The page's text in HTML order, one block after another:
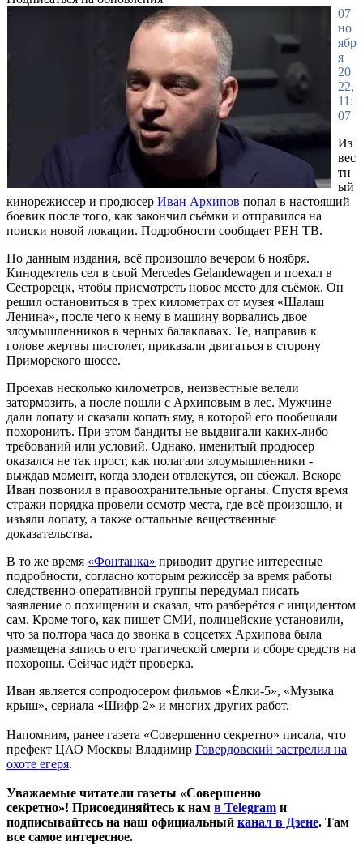
07
но
ябр
я
20
22,
11:
07
Из
вес
тн
ый
кинорежиссер и продюсер Иван Архипов попал в настоящий
боевик после того, как закончил сьёмки и отправился на
поиски новой локации. Подробности сообщает РЕН ТВ.
По данным издания, всё произошло вечером 6 ноября.
Кинодеятель сел в свой Mercedes Gelandewagen и поехал в
Сестрорецк, чтобы присмотреть новое место для съёмок. Он
решил остановиться в трех километрах от музея «Шалаш
Ленина», после чего к нему в машину ворвались двое
злоумышленников в черных балаклавах. Те, направив к
голове жертвы пистолет, приказали двигаться в сторону
Приморского шоссе.
Проехав несколько километров, неизвестные велели
затормозить, а после пошли с Архиповым в лес. Мужчине
дали лопату и сказали копать яму, в которой его пообещали
похоронить. При этом бандиты не выдвигали каких-либо
требований или условий. Однако, именитый продюсер
оказался не так прост, как полагали злоумышленники -
выждав момент, когда злодеи отвлекутся, он сбежал. Вскоре
Иван позвонил в правоохранительные органы. Спустя время
стражи порядка провели осмотр места, где всё произошло, и
изъяли лопату, а также остальные вещественные
доказательства.
В то же время «Фонтанка» приводит другие интересные
подробности, согласно которым режиссёр за время работы
следственно-оперативной группы передумал писать
заявление о похищении и сказал, что разберётся с инцидентом
сам. Кроме того, как пишет СМИ, полицейские установили,
что за полтора часа до звонка в соцсетях Архипова была
размещена запись о его трагической смерти и сборе средств на
похороны. Сейчас идёт проверка.
Иван является сопродюсером фильмов «Ёлки-5», «Музыка
крыш», сериала «Шифр-2» и многих других работ.
Напомним, ранее газета «Совершенно секретно» писала, что
префект ЦАО Москвы Владимир Говердовский застрелил на
охоте егеря.
Уважаемые читатели газеты «Совершенно
секретно»! Присоединяйтесь к нам в Telegram и
подписывайтесь на наш официальный канал в Дзене. Там
все самое интересное.